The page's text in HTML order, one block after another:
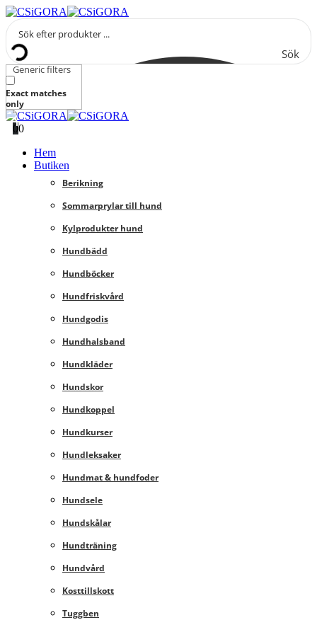
Sök
Generic filters
Exact matches
only
00
Hem
Butiken
Berikning
Sommarprylar till hund
Kylprodukter hund
Hundbädd
Hundböcker
Hundfriskvård
Hundgodis
Hundhalsband
Hundkläder
Hundskor
Hundkoppel
Hundkurser
Hundleksaker
Hundmat & hundfoder
Hundsele
Hundskålar
Hundträning
Hundvård
Kosttillskott
Tuggben